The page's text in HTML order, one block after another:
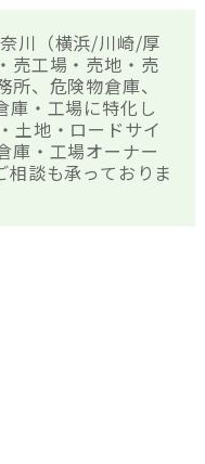
川（横浜/川崎/厚
売工場・売地・売
、危険物倉庫、
庫・工場に特化し
土地・ロードサイ
庫・工場オーナー
談も承っておりま